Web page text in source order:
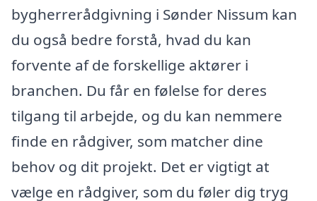
bygherrerådgivning i Sønder Nissum kan
du også bedre forstå, hvad du kan
forvente af de forskellige aktører i
branchen. Du får en følelse for deres
tilgang til arbejde, og du kan nemmere
finde en rådgiver, som matcher dine
behov og dit projekt. Det er vigtigt at
vælge en rådgiver, som du føler dig tryg